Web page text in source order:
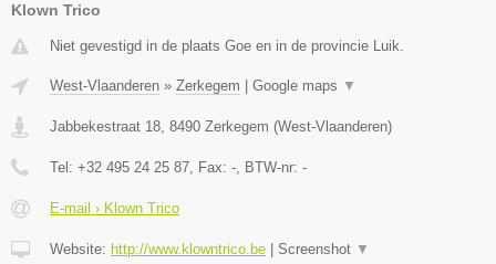
Klown Trico
Niet gevestigd in de plaats Goe en in de provincie Luik.
West-Vlaanderen » Zerkegem Google maps ▼
Jabbekestraat 18, 8490 Zerkegem (West-Vlaanderen)
Tel: +32 495 24 25 87, Fax: -, BTW-nr: -
E-mail › Klown Trico
Website: http://www.klowntrico.be Screenshot ▼